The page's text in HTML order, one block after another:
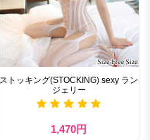
ストッキング(STOCKING) sexy ラン
ジェリー
1,470円